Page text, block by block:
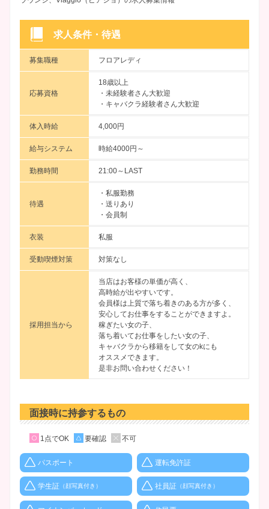
求人条件・待遇
募集職種 フロアレディ
応募資格
18歳以上
・未経験者さん大歓迎
・キャバクラ経験者さん大歓迎
体入時給 4,000円
給与システム 時給4000円～
勤務時間 21:00～LAST
待遇
・私服勤務
・送りあり
・会員制
衣装 私服
受動喫煙対策 対策なし
採用担当から
当店はお客様の単価が高く、
高時給が出やすいです。
会員様は上質で落ち着きのある方が多く、
安心してお仕事をすることができますよ。
稼ぎたい女の子、
落ち着いてお仕事をしたい女の子、
キャバクラから移籍をして女のkにも
オススメできます。
是非お問い合わせください！
面接時に持参するもの
1点でOK 要確認 不可
パスポート 運転免許証
学生証 （顔写真付き） 社員証 （顔写真付き）